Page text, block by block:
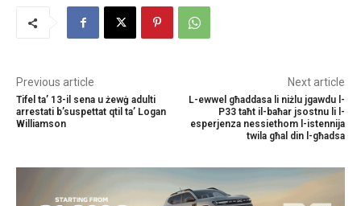
Previous article
Tifel ta’ 13-il sena u żewġ adulti
arrestati b’suspettat qtil ta’ Logan
Williamson
Next article
L-ewwel għaddasa li niżlu jgawdu l-
P33 taħt il-baħar jsostnu li l-
esperjenza nessiethom l-istennija
twila għal din l-għadsa